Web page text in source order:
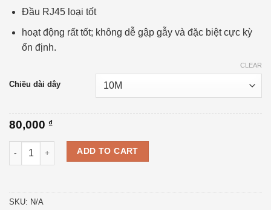
Đầu RJ45 loại tốt
hoạt động rất tốt; không dễ gập gẫy và đặc biệt cực kỳ
ổn định.
Chiều dài dây
CLEAR
80,000 ₫
Dây mạng bấm sẵn (CAT6) các loại 3M, 5M, 10M, 20M, 50M
ADD TO CART
SKU: N/A